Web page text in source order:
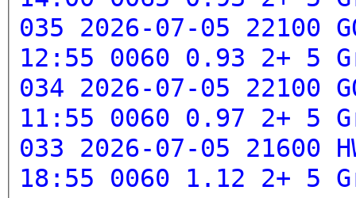
035 2026-07-05 22100
12:55 0060 0.93 2+ 5
034 2026-07-05 22100
11:55 0060 0.97 2+ 5
033 2026-07-05 21600
18:55 0060 1.12 2+ 5